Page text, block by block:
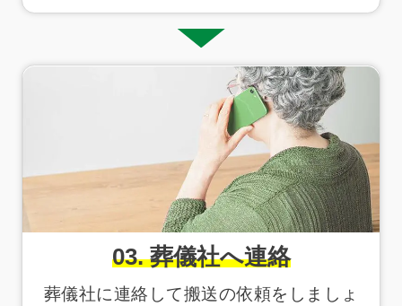
03. 葬儀社へ連絡
葬儀社に連絡して搬送の依頼をしましょ